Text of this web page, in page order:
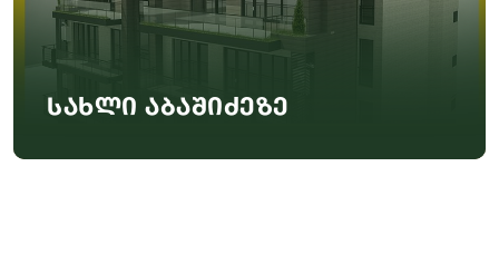
სახლი აბაშიძეზე